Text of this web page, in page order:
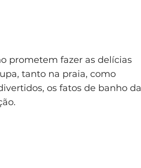
prometem fazer as delícias
tanto na praia, como
os fatos de banho da